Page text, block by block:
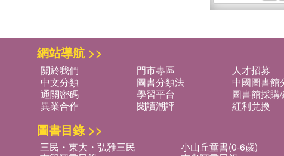
網站導航 >>
關於我們 門市專區 人才招募
中文分類
圖書分類法 中國圖書館
通關密碼
學習平台 圖書館採購/
異業合作
閱讀潮評 紅利兌換
圖書目錄 >>
三民・東大・弘雅三民 小山丘童書(0-6歲)